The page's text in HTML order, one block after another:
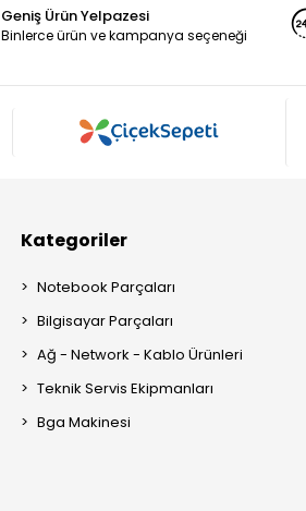
Geniş Ürün Yelpazesi
Binlerce ürün ve kampanya seçeneği
Kategoriler
Notebook Parçaları
Bilgisayar Parçaları
Ağ - Network - Kablo Ürünleri
Teknik Servis Ekipmanları
Bga Makinesi